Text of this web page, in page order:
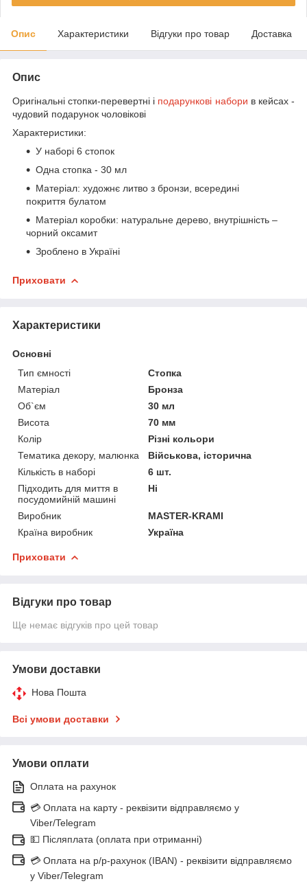
Опис Характеристики Відгуки про товар Доставка
Опис
Оригінальні стопки-перевертні і подарункові набори в кейсах -
чудовий подарунок чоловікові
Характеристики:
У наборі 6 стопок
Одна стопка - 30 мл
Матеріал: художнє литво з бронзи, всередині
покриття булатом
Матеріал коробки: натуральне дерево, внутрішність –
чорний оксамит
Зроблено в Україні
Приховати
Характеристики
Основні
Тип ємності
Стопка
Матеріал
Бронза
Об`єм
30 мл
Висота
70 мм
Колір
Різні кольори
Тематика декору, малюнка
Військова, історична
Кількість в наборі
6 шт.
Підходить для миття в
посудомийній машині
Ні
Виробник
MASTER-KRAMI
Країна виробник
Україна
Приховати
Відгуки про товар
Ще немає відгуків про цей товар
Умови доставки
Нова Пошта
Всі умови доставки
Умови оплати
Оплата на рахунок
💳 Оплата на карту - реквізити відправляємо у
Viber/Telegram
💵 Післяплата (оплата при отриманні)
💳 Оплата на р/р-рахунок (IBAN) - реквізити відправляємо
у Viber/Telegram